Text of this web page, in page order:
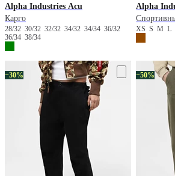
Alpha Industries Acu
Карго
28/32 30/32 32/32 34/32 34/34 36/32
36/34 38/34
Alpha
XSSML
−30% −50%